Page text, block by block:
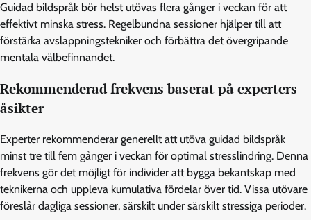
Guidad bildspråk bör helst utövas flera gånger i veckan för att
effektivt minska stress. Regelbundna sessioner hjälper till att
förstärka avslappningstekniker och förbättra det övergripande
mentala välbefinnandet.
Rekommenderad frekvens baserat på experters
åsikter
Experter rekommenderar generellt att utöva guidad bildspråk
minst tre till fem gånger i veckan för optimal stresslindring. Denna
frekvens gör det möjligt för individer att bygga bekantskap med
teknikerna och uppleva kumulativa fördelar över tid. Vissa utövare
föreslår dagliga sessioner, särskilt under särskilt stressiga perioder.